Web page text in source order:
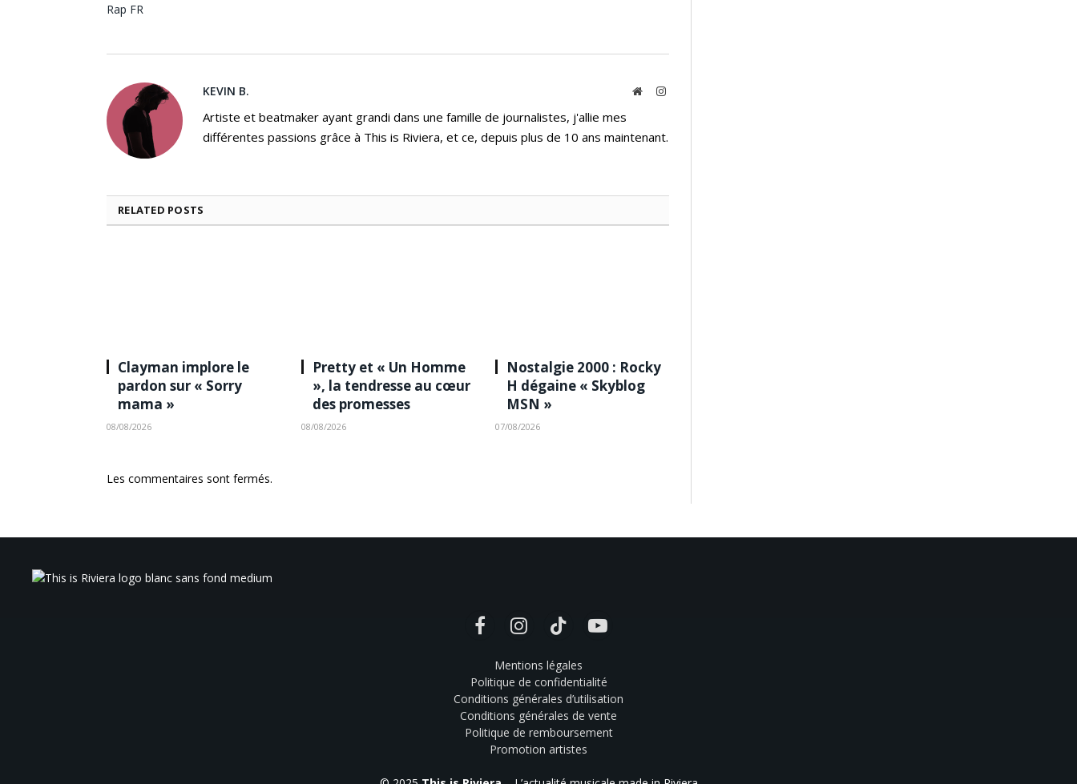
Rap FR
KEVIN B. WebsiteInstagram
Artiste et beatmaker ayant grandi dans une famille de journalistes, j'allie mes
différentes passions grâce à This is Riviera, et ce, depuis plus de 10 ans maintenant.
RELATED POSTS
Clayman implore le
pardon sur « Sorry
mama »
08/08/2026
Pretty et « Un Homme
», la tendresse au cœur
des promesses
08/08/2026
Nostalgie 2000 : Rocky
H dégaine « Skyblog
MSN »
07/08/2026
Les commentaires sont fermés.
FacebookInstagramTikTok YouTube
Mentions légales
Politique de confidentialité
Conditions générales d’utilisation
Conditions générales de vente
Politique de remboursement
Promotion artistes